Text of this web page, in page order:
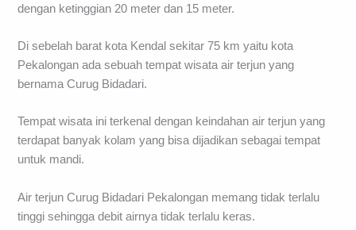
dengan ketinggian 20 meter dan 15 meter.
Di sebelah barat kota Kendal sekitar 75 km yaitu kota
Pekalongan ada sebuah tempat wisata air terjun yang
bernama Curug Bidadari.
Tempat wisata ini terkenal dengan keindahan air terjun yang
terdapat banyak kolam yang bisa dijadikan sebagai tempat
untuk mandi.
Air terjun Curug Bidadari Pekalongan memang tidak terlalu
tinggi sehingga debit airnya tidak terlalu keras.